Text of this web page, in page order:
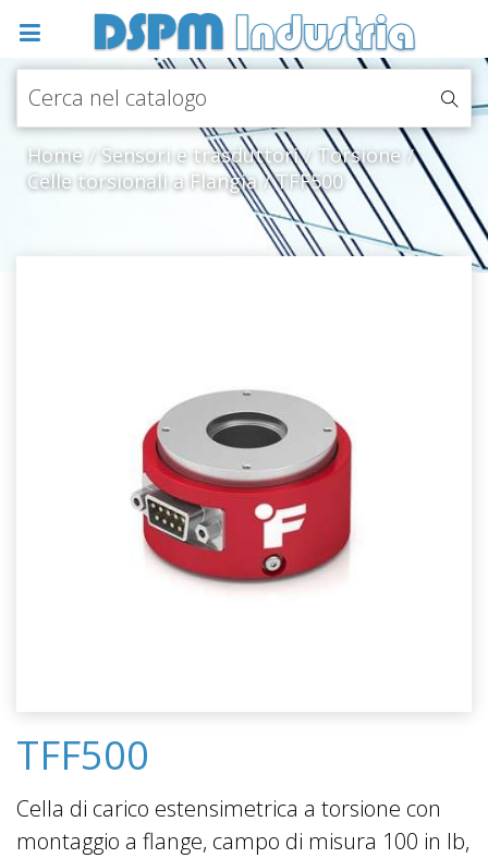
Home Sensori e trasduttori
Torsione
Celle torsionali a Flangia
TFF500
TFF500
Cella di carico estensimetrica a torsione con
montaggio a flange, campo di misura 100 in lb,